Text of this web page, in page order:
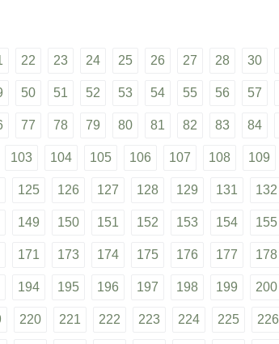
22 23 24 25 26 27 28 30
50 51 52 53 54 55 56 57
77 78 79 80 81 82 83 84
103 104 105 106 107 108 109
125 126 127 128 129 131 132
149 150 151 152 153 154 155
171 173 174 175 176 177 178
194 195 196 197 198 199 200
220 221 222 223 224 225 226